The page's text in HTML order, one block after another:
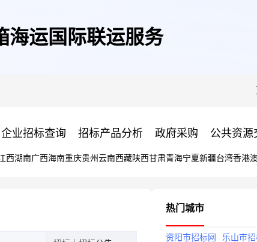
海运国际联运服务
企业招标查询 招标产品分析 政府采购 公共资源
西湖南广西海南重庆贵州 云南西藏陕西甘肃青海宁夏新疆台湾香港
热门城市
资阳市招标网
乐山市招